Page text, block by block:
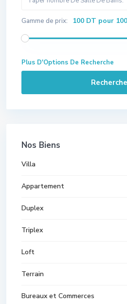
Gamme de prix: 100 DT pour
Plus D'Options De Recherche
Recherche
Nos Biens
Villa
Appartement
Duplex
Triplex
Loft
Terrain
Bureaux et Commerces